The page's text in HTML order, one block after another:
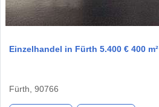
Einzelhandel in Fürth 5.400 € 400 m²
Fürth, 90766